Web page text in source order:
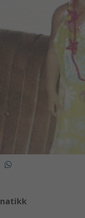
Whatsapp